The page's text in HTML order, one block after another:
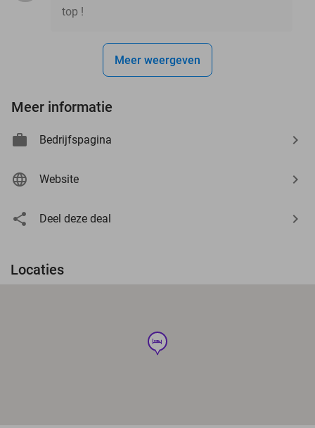
top !
Meer weergeven
Meer informatie
Bedrijfspagina
Website
Deel deze deal
Locaties
hotel